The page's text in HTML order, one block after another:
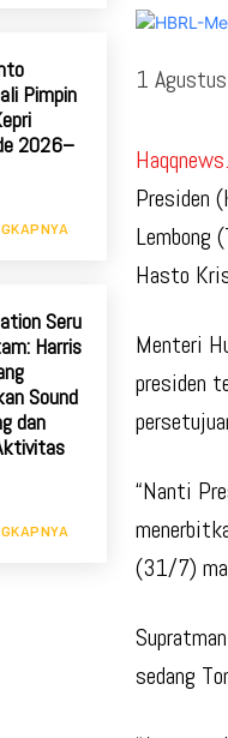
Pimpin
2026–
Seru
Harris
Sound
dan
1
Presiden
Lembong
Hasto
Menteri
presiden
“Nanti
(31/7)
sedang